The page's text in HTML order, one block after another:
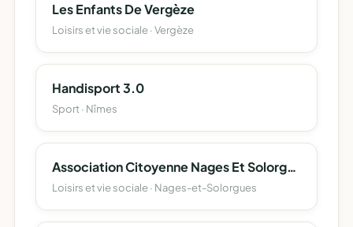
Les Enfants De Vergèze
Loisirs et vie sociale · Vergèze
Handisport 3.0
Sport · Nîmes
Association Citoyenne Nages Et Solorgues
Loisirs et vie sociale · Nages-et-Solorgues